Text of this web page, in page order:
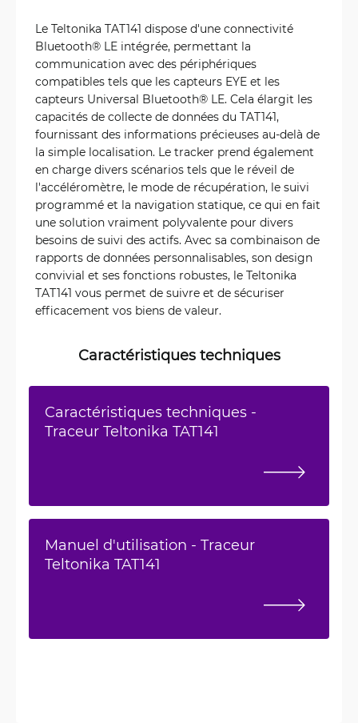
Le Teltonika TAT141 dispose d'une connectivité
Bluetooth® LE intégrée, permettant la
communication avec des périphériques
compatibles tels que les capteurs EYE et les
capteurs Universal Bluetooth® LE. Cela élargit les
capacités de collecte de données du TAT141,
fournissant des informations précieuses au-delà de
la simple localisation. Le tracker prend également
en charge divers scénarios tels que le réveil de
l'accéléromètre, le mode de récupération, le suivi
programmé et la navigation statique, ce qui en fait
une solution vraiment polyvalente pour divers
besoins de suivi des actifs. Avec sa combinaison de
rapports de données personnalisables, son design
convivial et ses fonctions robustes, le Teltonika
TAT141 vous permet de suivre et de sécuriser
efficacement vos biens de valeur.
Caractéristiques techniques
Caractéristiques techniques -
Traceur Teltonika TAT141
Manuel d'utilisation - Traceur
Teltonika TAT141